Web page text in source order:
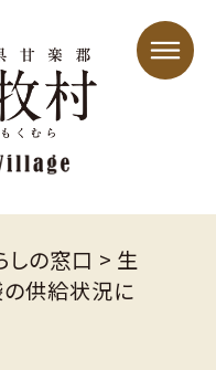
しの窓口 > 生
供給状況に